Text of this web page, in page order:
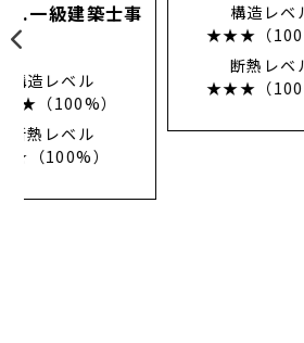
構造レベル
★★★（100%）
（株